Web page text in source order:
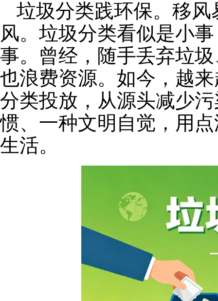
垃圾分类践环保。移
风。垃圾分类看似是小
事。曾经，随手丢弃垃
也浪费资源。如今，越
分类投放，从源头减少
惯、一种文明自觉，用
生活。